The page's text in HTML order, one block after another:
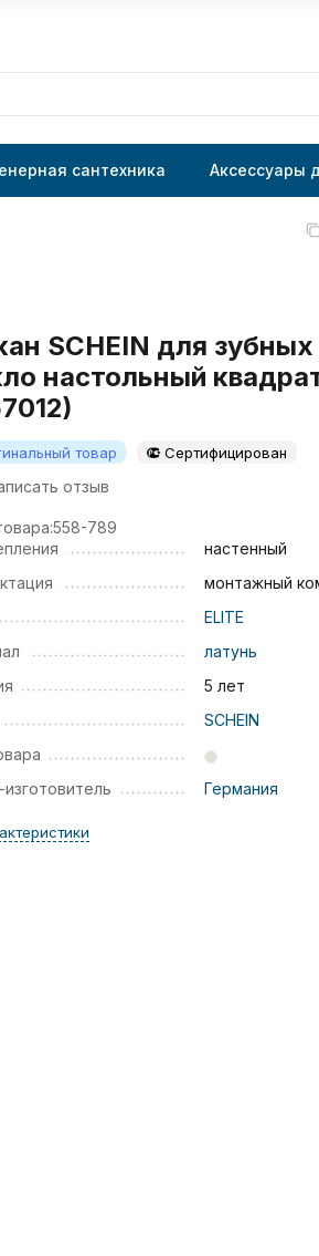
сантехника Аксессуары
SCHEIN для
настольный
товар Сертифицирован
отзыв
558-789
настенный
монтажный
ELITE
латунь
5 лет
SCHEIN
Германия